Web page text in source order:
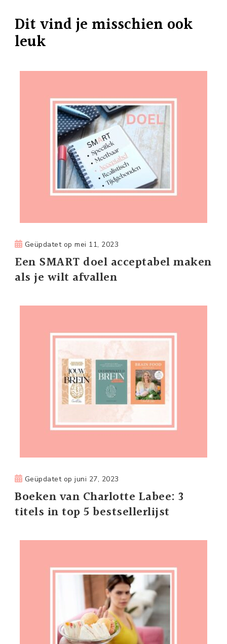
Dit vind je misschien ook
leuk
Geüpdatet opmei 11, 2023
Een SMART doel acceptabel maken
als je wilt afvallen
Geüpdatet opjuni 27, 2023
Boeken van Charlotte Labee: 3
titels in top 5 bestsellerlijst